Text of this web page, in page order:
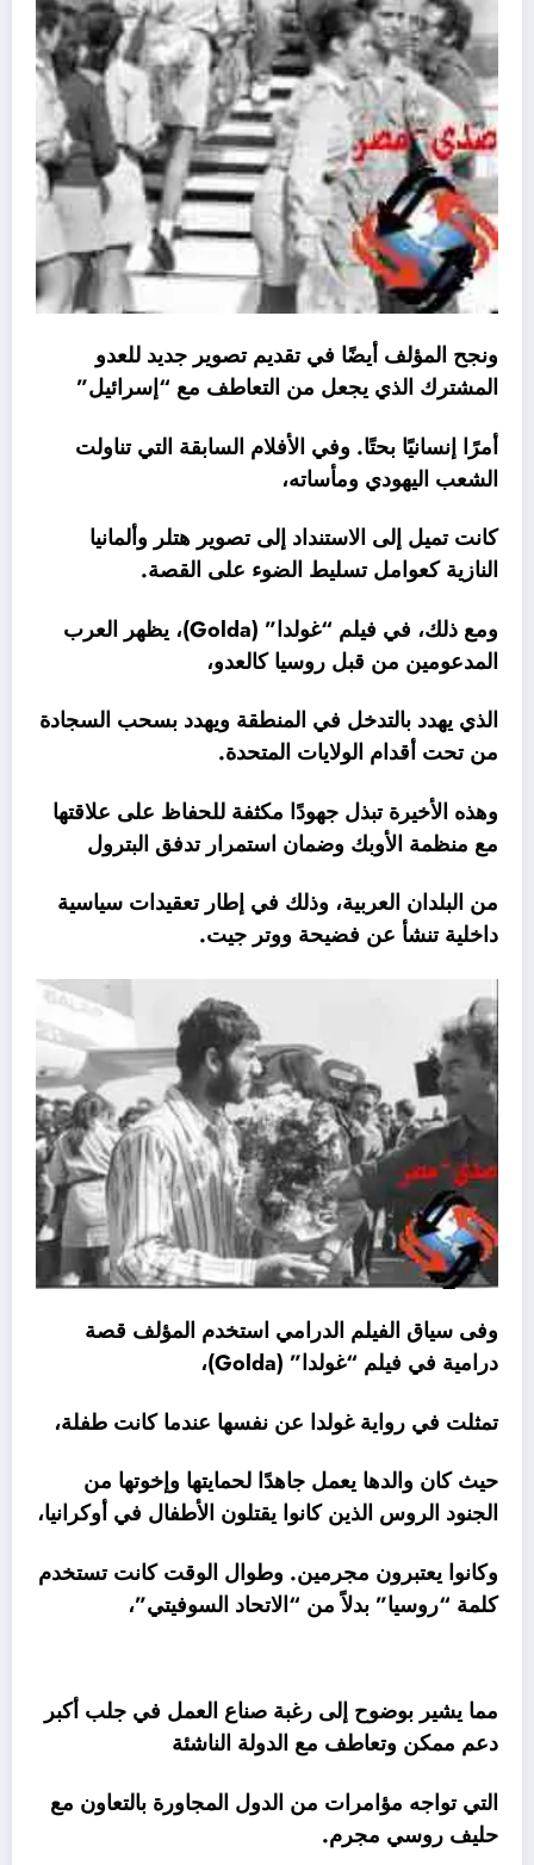
ونجح المؤلف أيضًا في تقديم تصوير جديد للعدو
المشترك الذي يجعل من التعاطف مع “إسرائيل”
أمرًا إنسانيًا بحتًا. وفي الأفلام السابقة التي تناولت
الشعب اليهودي ومأساته،
كانت تميل إلى الاستنداد إلى تصوير هتلر وألمانيا
النازية كعوامل تسليط الضوء على القصة.
ومع ذلك، في فيلم “غولدا” (Golda)، يظهر العرب
المدعومين من قبل روسيا كالعدو،
الذي يهدد بالتدخل في المنطقة ويهدد بسحب السجادة
من تحت أقدام الولايات المتحدة.
وهذه الأخيرة تبذل جهودًا مكثفة للحفاظ على علاقتها
مع منظمة الأوبك وضمان استمرار تدفق البترول
من البلدان العربية، وذلك في إطار تعقيدات سياسية
داخلية تنشأ عن فضيحة ووتر جيت.
وفى سياق الفيلم الدرامي استخدم المؤلف قصة
درامية في فيلم “غولدا” (Golda)،
تمثلت في رواية غولدا عن نفسها عندما كانت طفلة،
حيث كان والدها يعمل جاهدًا لحمايتها وإخوتها من
الجنود الروس الذين كانوا يقتلون الأطفال في أوكرانيا،
وكانوا يعتبرون مجرمين. وطوال الوقت كانت تستخدم
كلمة “روسيا” بدلاً من “الاتحاد السوفيتي”،
مما يشير بوضوح إلى رغبة صناع العمل في جلب أكبر
دعم ممكن وتعاطف مع الدولة الناشئة
التي تواجه مؤامرات من الدول المجاورة بالتعاون مع
حليف روسي مجرم.